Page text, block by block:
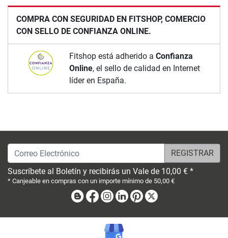
COMPRA CON SEGURIDAD EN FITSHOP, COMERCIO
CON SELLO DE CONFIANZA ONLINE.
Fitshop está adherido a Confianza
Online, el sello de calidad en Internet
líder en España.
Correo Electrónico
Suscríbete al Boletín y recibirás un Vale de 10,00 € *
* Canjeable en compras con un importe mínimo de 50,00 €
BlogFacebook
Instagram
LinkedinPinterest